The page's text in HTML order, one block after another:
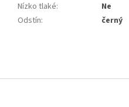
Nízko tlaké:
Ne
Odstín: černý
á